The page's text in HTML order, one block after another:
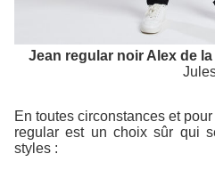
Jean regular noir Alex de
En toutes circonstances et
regular est un choix sûr qui
styles :